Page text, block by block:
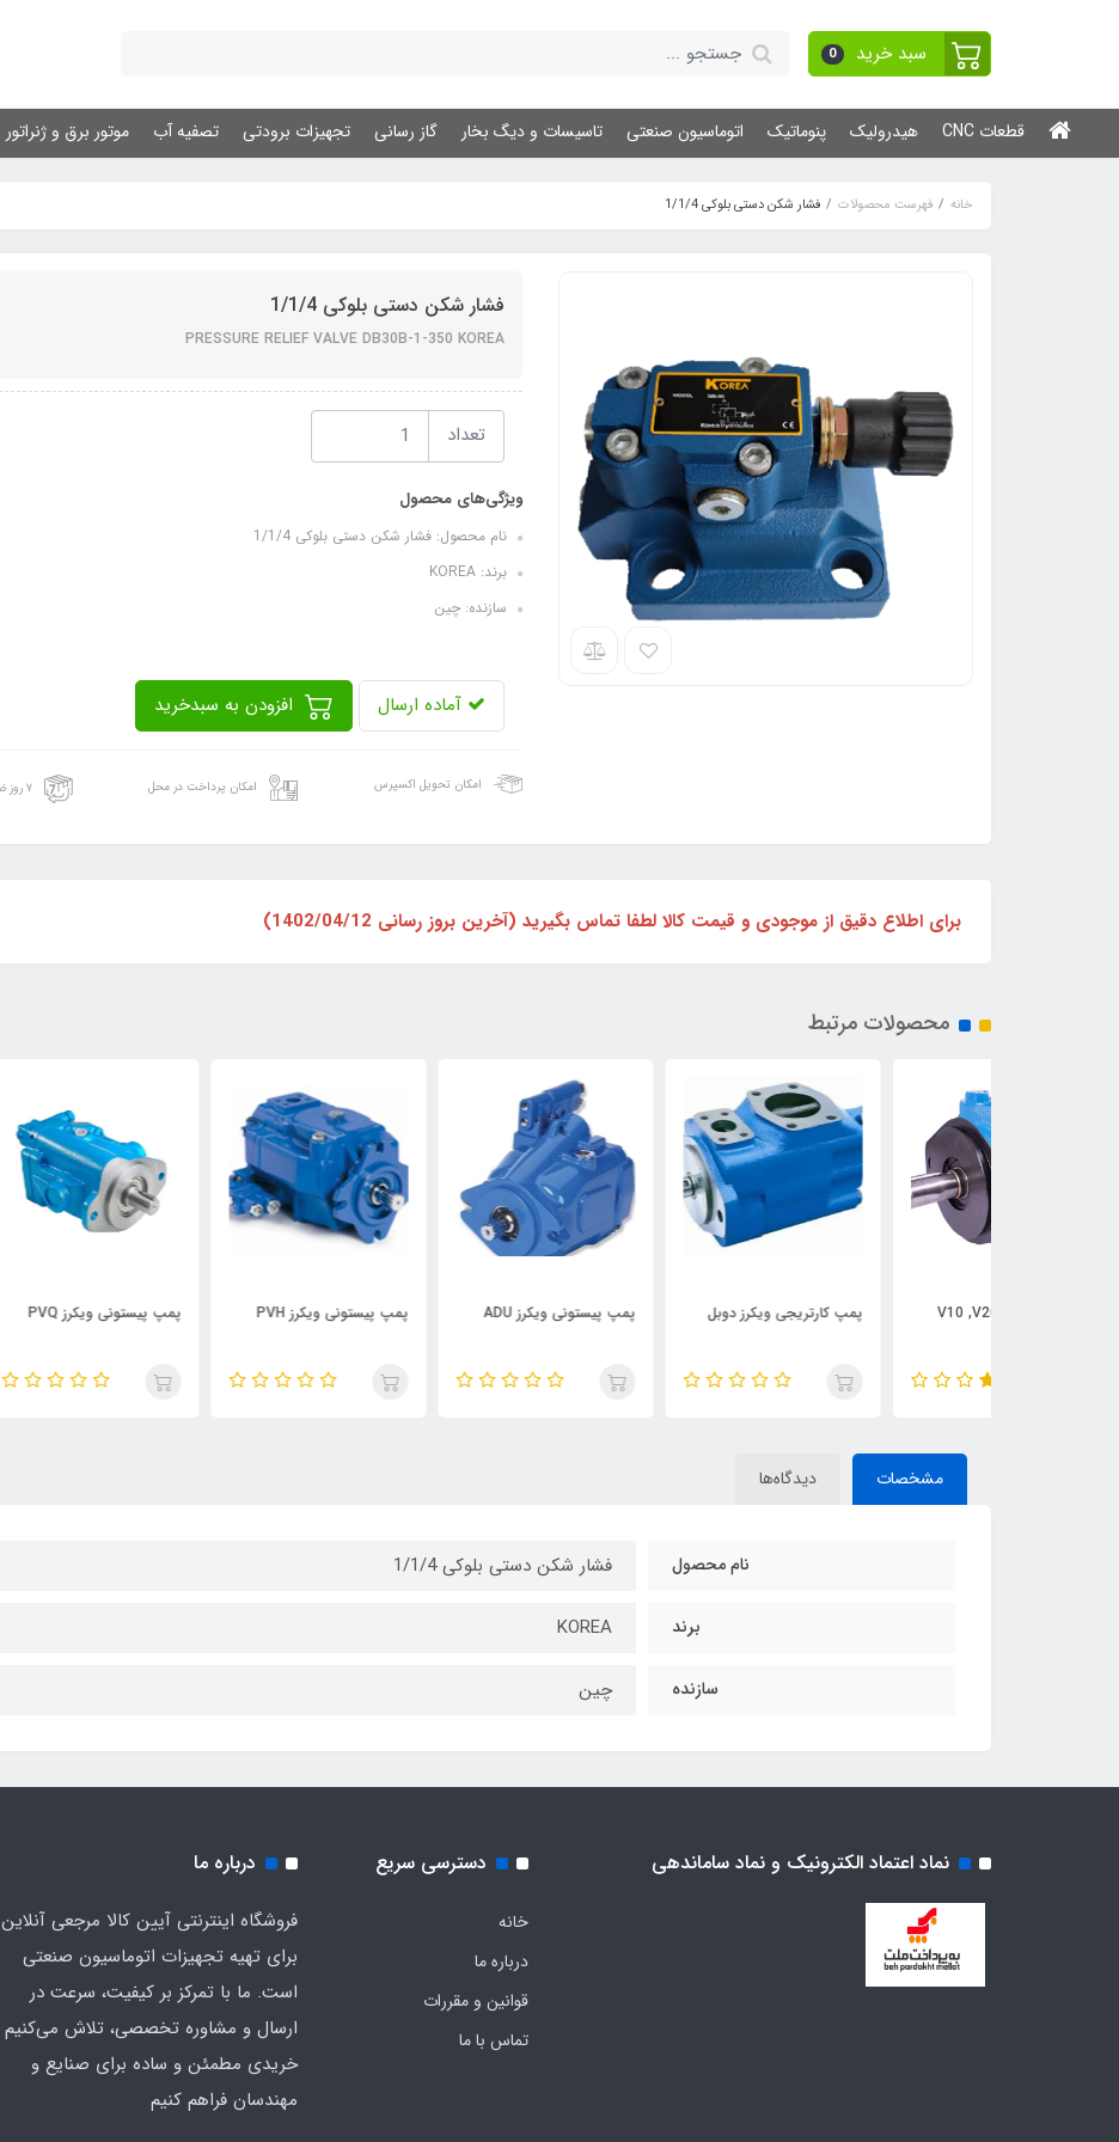
سبد خرید 0
قطعات CNC هیدرولیک پنوماتیک اتوماسیون صنعتی تاسیسات و دیگ بخار گاز رسانی تجهیزات برودتی تصفیه آب موتور برق و ژنراتور
خانه فهرست محصولات فشار شکن دستی بلوکی 1/1/4
فشار شکن دستی بلوکی 1/1/4
PRESSURE RELIEF VALVE DB30B-1-350 KOREA
تعداد
ویژگی‌های محصول
نام محصول: فشار شکن دستی بلوکی 1/1/4
برند: KOREA
سازنده: چین
آماده ارسال
امکان تحویل اکسپرس امکان پرداخت در محل ۷ روز ضمانت بازگشت
برای اطلاع دقیق از موجودی و قیمت کالا لطفا تماس بگیرید (آخرین بروز رسانی 1402/04/12)
محصولات مرتبط
پمپ کارتریجی ویکرز دوبل پمپ پیستونی ویکرز ADU پمپ پیستونی ویکرز PVH پمپ پیستونی ویکرز PVQ شیر برقی 1/1/4 ویکرز
مشخصات دیدگاه‌ها
نام محصول فشار شکن دستی بلوکی 1/1/4
برند KOREA
سازنده چین
نماد اعتماد الکترونیک و نماد ساماندهی دسترسی سریع
خانه
درباره ما
قوانین و مقررات
تماس با ما
درباره ما
فروشگاه اینترنتی آیین کالا مرجعی آنلاین
برای تهیه تجهیزات اتوماسیون صنعتی
است. ما با تمرکز بر کیفیت، سرعت در
ارسال و مشاوره تخصصی، تلاش می‌کنیم
خریدی مطمئن و ساده برای صنایع و
مهندسان فراهم کنیم